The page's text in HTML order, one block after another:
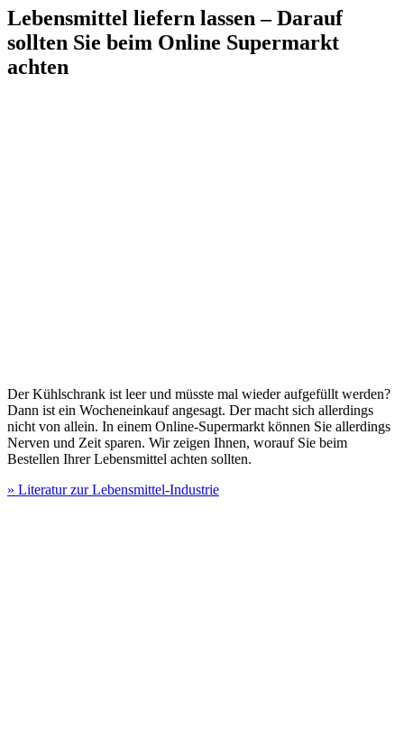
Lebensmittel liefern lassen – Darauf
sollten Sie beim Online Supermarkt
achten
Der Kühlschrank ist leer und müsste mal wieder aufgefüllt werden?
Dann ist ein Wocheneinkauf angesagt. Der macht sich allerdings
nicht von allein. In einem Online-Supermarkt können Sie allerdings
Nerven und Zeit sparen. Wir zeigen Ihnen, worauf Sie beim
Bestellen Ihrer Lebensmittel achten sollten.
» Literatur zur Lebensmittel-Industrie